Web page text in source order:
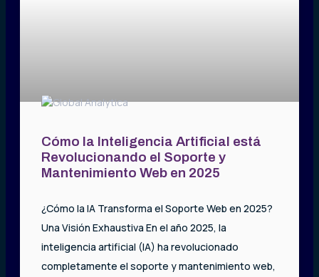
Cómo la Inteligencia Artificial está
Revolucionando el Soporte y
Mantenimiento Web en 2025
¿Cómo la IA Transforma el Soporte Web en 2025?
Una Visión Exhaustiva En el año 2025, la
inteligencia artificial (IA) ha revolucionado
completamente el soporte y mantenimiento web,